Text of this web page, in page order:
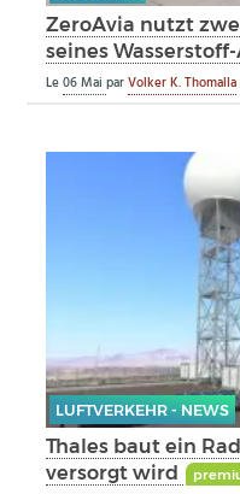
ZeroAvia nutzt
seines
Le06 MaiparVolker K. Thomalla
LUFTVERKEHR - NEWS
Thales baut ein
versorgt wird